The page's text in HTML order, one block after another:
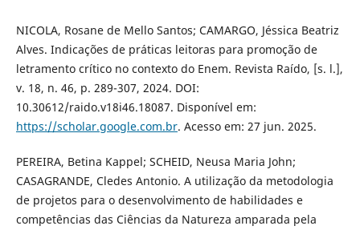
NICOLA, Rosane de Mello Santos; CAMARGO, Jéssica Beatriz
Alves. Indicações de práticas leitoras para promoção de
letramento crítico no contexto do Enem. Revista Raído, [s. l.],
v. 18, n. 46, p. 289-307, 2024. DOI:
10.30612/raido.v18i46.18087. Disponível em:
https://scholar.google.com.br. Acesso em: 27 jun. 2025.
PEREIRA, Betina Kappel; SCHEID, Neusa Maria John;
CASAGRANDE, Cledes Antonio. A utilização da metodologia
de projetos para o desenvolvimento de habilidades e
competências das Ciências da Natureza amparada pela